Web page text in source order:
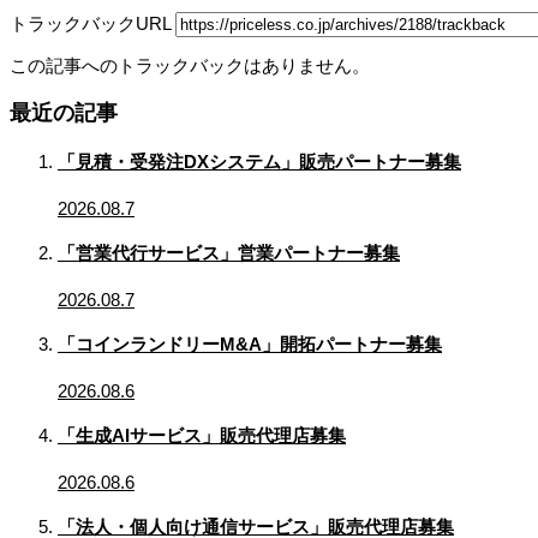
トラックバックURL
この記事へのトラックバックはありません。
最近の記事
「見積・受発注DXシステム」販売パートナー募集
2026.08.7
「営業代行サービス」営業パートナー募集
2026.08.7
「コインランドリーM&A」開拓パートナー募集
2026.08.6
「生成AIサービス」販売代理店募集
2026.08.6
「法人・個人向け通信サービス」販売代理店募集